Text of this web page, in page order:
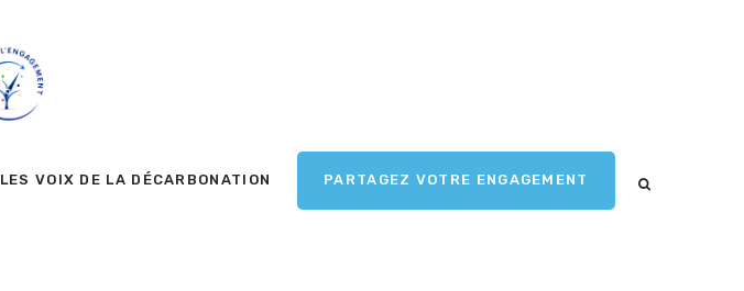
LES VOIX DE LA DÉCARBONATION PARTAGEZ VOTRE ENGAGEMENT